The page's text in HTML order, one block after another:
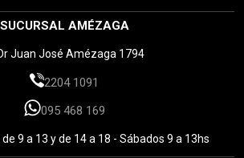
SUCURSAL AMÉZAGA
Juan José Amézaga 1794
2204 1091
095 468 169
9 a 13 y de 14 a 18 - Sábados 9 a 13hs